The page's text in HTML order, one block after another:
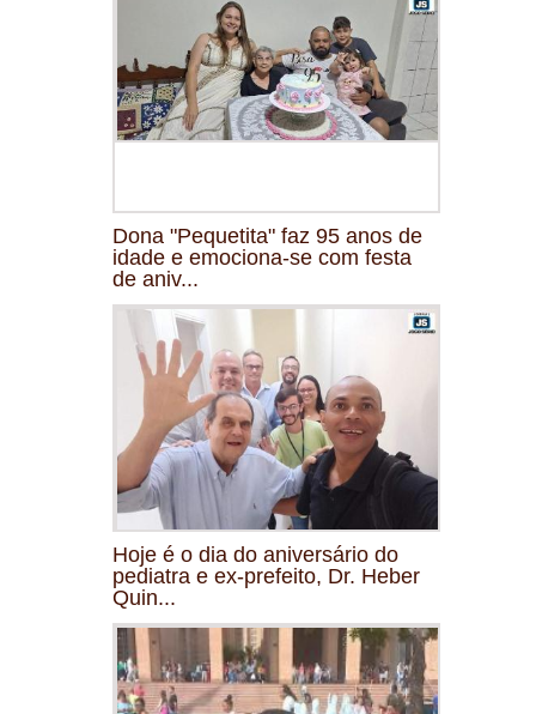
Dona "Pequetita" faz 95 anos de
idade e emociona-se com festa
de aniv...
Hoje é o dia do aniversário do
pediatra e ex-prefeito, Dr. Heber
Quin...